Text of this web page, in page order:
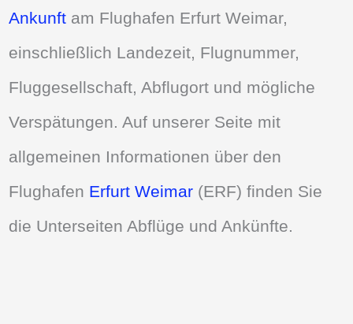
Ankunft am Flughafen Erfurt Weimar,
einschließlich Landezeit, Flugnummer,
Fluggesellschaft, Abflugort und mögliche
Verspätungen. Auf unserer Seite mit
allgemeinen Informationen über den
Flughafen Erfurt Weimar (ERF) finden Sie
die Unterseiten Abflüge und Ankünfte.